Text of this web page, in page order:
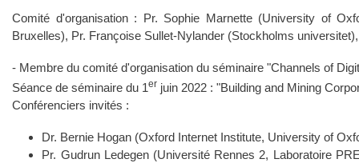
Comité d'organisation : Pr. Sophie Marnette (University of
Bruxelles), Pr. Françoise Sullet-Nylander (Stockholms
- Membre du comité d'organisation du séminaire "Channels of
Séance de séminaire du 1er juin 2022 : "Building and Mining
Conférenciers invités :
Dr. Bernie Hogan (Oxford Internet Institute, University of
Pr. Gudrun Ledegen (Université Rennes 2, Laboratoire